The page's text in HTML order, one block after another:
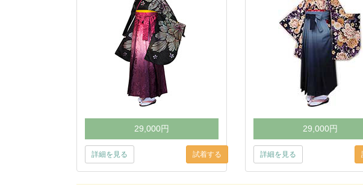
29,000円
詳細を見る
29,000円
詳細を見る